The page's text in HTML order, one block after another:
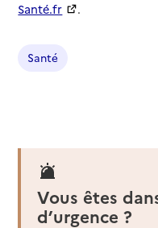
Santé.fr
.
Santé
Vous êtes
d’urgence ?